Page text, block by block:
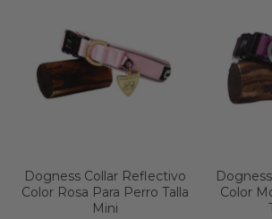
Dogness Collar Reflectivo
Color Rosa Para Perro Talla
Mini
Color